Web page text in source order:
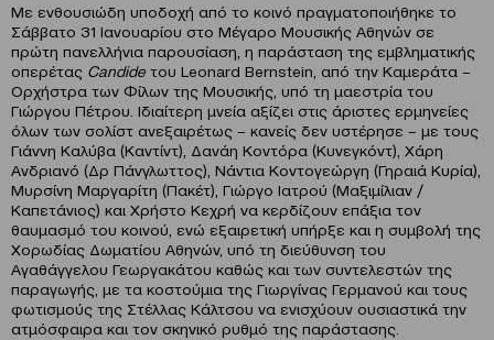
Με ενθουσιώδη υποδοχή από το κοινό πραγματοποιήθηκε το
Σάββατο 31 Ιανουαρίου στο Μέγαρο Μουσικής Αθηνών σε
πρώτη πανελλήνια παρουσίαση, η παράσταση της εμβληματικής
οπερέτας Candideτου Leonard Bernstein, από την Καμεράτα –
Ορχήστρα των Φίλων της Μουσικής, υπό τη μαεστρία του
Γιώργου Πέτρου. Ιδιαίτερη μνεία αξίζει στις άριστες ερμηνείες
όλων των σολίστ ανεξαιρέτως – κανείς δεν υστέρησε – με τους
Γιάννη Καλύβα (Καντίντ), Δανάη Κοντόρα (Κυνεγκόντ), Χάρη
Ανδριανό (Δρ Πάνγλωττος), Νάντια Κοντογεώργη (Γηραιά Κυρία),
Μυρσίνη Μαργαρίτη (Πακέτ), Γιώργο Ιατρού (Μαξιμίλιαν /
Καπετάνιος) και Χρήστο Κεχρή να κερδίζουν επάξια τον
θαυμασμό του κοινού, ενώ εξαιρετική υπήρξε και η συμβολή της
Χορωδίας Δωματίου Αθηνών, υπό τη διεύθυνση του
Αγαθάγγελου Γεωργακάτου καθώς και των συντελεστών της
παραγωγής, με τα κοστούμια της Γιωργίνας Γερμανού και τους
φωτισμούς της Στέλλας Κάλτσου να ενισχύουν ουσιαστικά την
ατμόσφαιρα και τον σκηνικό ρυθμό της παράστασης.